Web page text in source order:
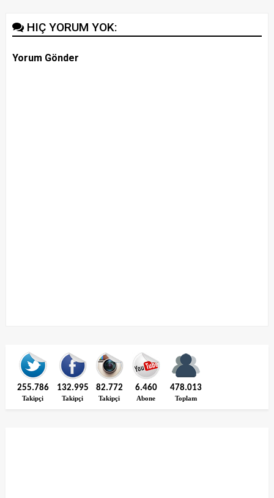
HIÇ YORUM YOK:
Yorum Gönder
255.786
Takipçi
132.995
Takipçi
82.772
Takipçi
6.460
Abone
478.013
Toplam